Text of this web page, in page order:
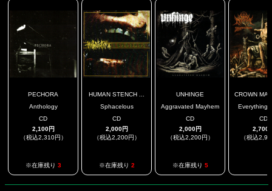
PECHORA
Anthology
CD
2,100円
（税込2,310円）
※在庫残り 3
HUMAN STENCH ...
Sphacelous
CD
2,000円
（税込2,200円）
※在庫残り 2
UNHINGE
Aggravated Mayhem
CD
2,000円
（税込2,200円）
※在庫残り 5
CROWN
Everything
CD
2,700
（税込